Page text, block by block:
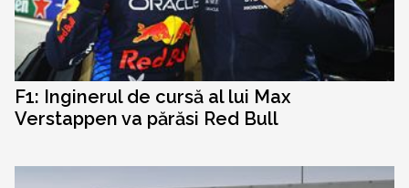
F1: Inginerul de cursă al lui Max
Verstappen va părăsi Red Bull